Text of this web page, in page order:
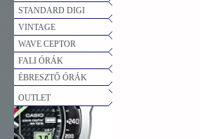
STANDARD DIGI
VINTAGE
WAVE CEPTOR
FALI ÓRÁK
ÉBRESZTŐ ÓRÁK
OUTLET